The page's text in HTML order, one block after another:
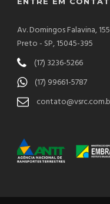
Av. Domingos Falavina,
Preto - SP, 15045-395
(17) 3236-5266
(17) 99661-5787